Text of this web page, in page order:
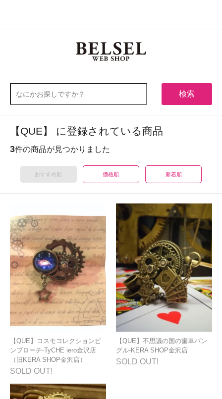
検索
【QUE】 に登録されている商品
3件の商品が見つかりました
おすすめ順 価格順 新着順
【QUE】コスモコレクションピ
ンブローチ-TyCHE iero金沢店
（旧KERA SHOP金沢店）
SOLD OUT!
【QUE】不思議の国の歯車バン
グル-KERA SHOP金沢店
SOLD OUT!